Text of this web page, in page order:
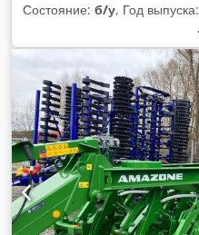
Состояние: б/у, Год выпуска: